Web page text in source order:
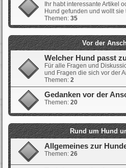
Ihr habt interessante Artikel
Hund gefunden und wollt sie
Themen: 35
Vor der
Welcher Hund passt
Für alle Fragen und
und Fragen die sich vor der
Themen: 2
Gedanken vor der
Themen: 20
Rund um Hund
Allgemeines zur
Themen: 26